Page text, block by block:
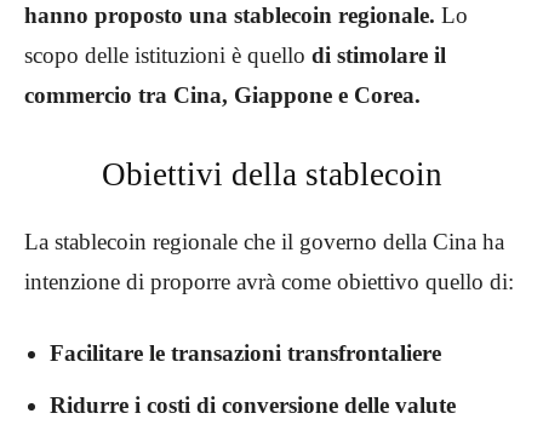
hanno proposto una stablecoin regionale. Lo
scopo delle istituzioni è quello di stimolare il
commercio tra Cina, Giappone e Corea.
Obiettivi della stablecoin
La stablecoin regionale che il governo della Cina ha
intenzione di proporre avrà come obiettivo quello di:
Facilitare le transazioni transfrontaliere
Ridurre i costi di conversione delle valute